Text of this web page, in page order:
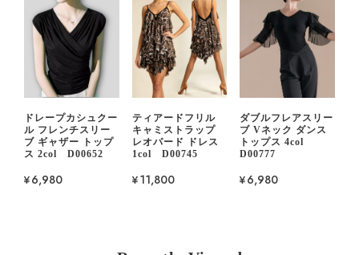
ドレープカシュクー
ル フレンチスリー
ブ ギャザー トップ
ス 2col D00652
¥6,980
ティアードフリル
キャミストラップ
レオパード ドレス
1col D00745
¥11,800
ダブルフレアスリー
ブ Vネック ダンス
トップス 4col
D00777
¥6,980